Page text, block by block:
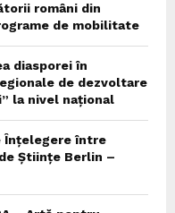
români din
de mobilitate
diasporei în
de dezvoltare
la nivel național
Înțelegere între
Științe Berlin –